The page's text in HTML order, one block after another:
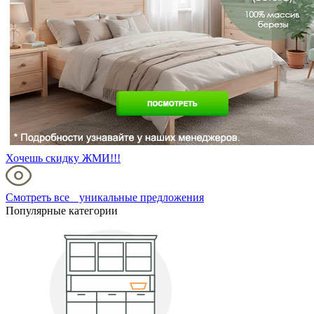
Хочешь скидку ЖМИ!!!
Смотреть все уникальные предложения
Популярные категории